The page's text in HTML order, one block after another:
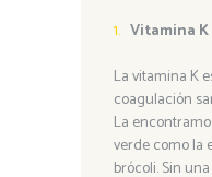
Vitamina K
La vitamina K
coagulación
La
verde como la
brócoli. Sin